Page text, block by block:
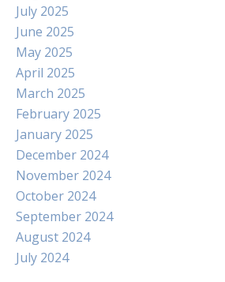
July 2025
June 2025
May 2025
April 2025
March 2025
February 2025
January 2025
December 2024
November 2024
October 2024
September 2024
August 2024
July 2024